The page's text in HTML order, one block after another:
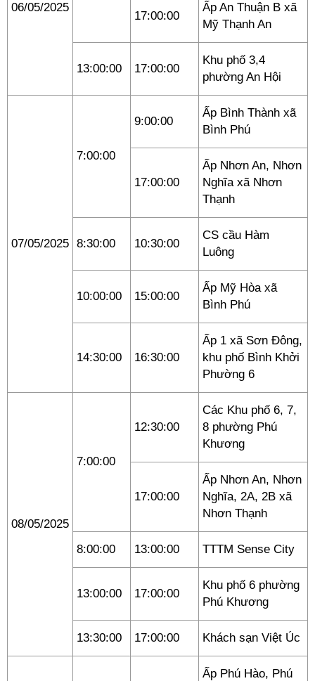
06/05/2025
17:00:00
Ấp An Thuận B xã
Mỹ Thạnh An
13:00:00 17:00:00
Khu phố 3,4
phường An Hội
07/05/2025
7:00:00
9:00:00
Ấp Bình Thành xã
Bình Phú
17:00:00
Ấp Nhơn An, Nhơn
Nghĩa xã Nhơn
Thạnh
8:30:00 10:30:00
CS cầu Hàm
Luông
10:00:00 15:00:00
Ấp Mỹ Hòa xã
Bình Phú
14:30:00 16:30:00
Ấp 1 xã Sơn Đông,
khu phố Bình Khởi
Phường 6
08/05/2025
7:00:00
12:30:00
Các Khu phố 6, 7,
8 phường Phú
Khương
17:00:00
Ấp Nhơn An, Nhơn
Nghĩa, 2A, 2B xã
Nhơn Thạnh
8:00:00 13:00:00 TTTM Sense City
13:00:00 17:00:00
Khu phố 6 phường
Phú Khương
13:30:00 17:00:00 Khách sạn Việt Úc
Ấp Phú Hào, Phú